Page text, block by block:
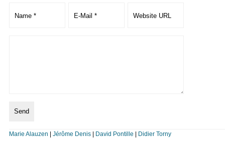
Marie Alauzen Jérôme Denis| David Pontille Didier Torny